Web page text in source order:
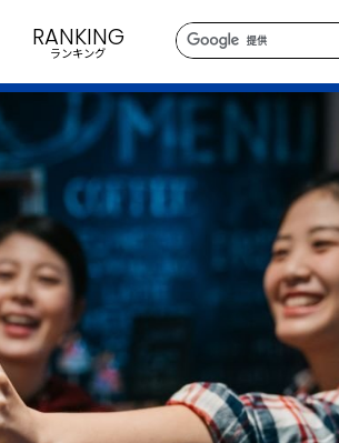
RANKING
ランキング